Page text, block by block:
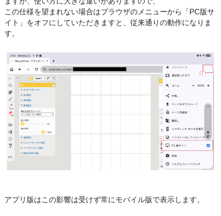
この仕様を望まれない場合はブラウザのメニューから「PC版サ
イト」をオフにしていただきますと、従来通りの動作になりま
す。
アプリ版はこの影響は受けず常にモバイル版で表示します。